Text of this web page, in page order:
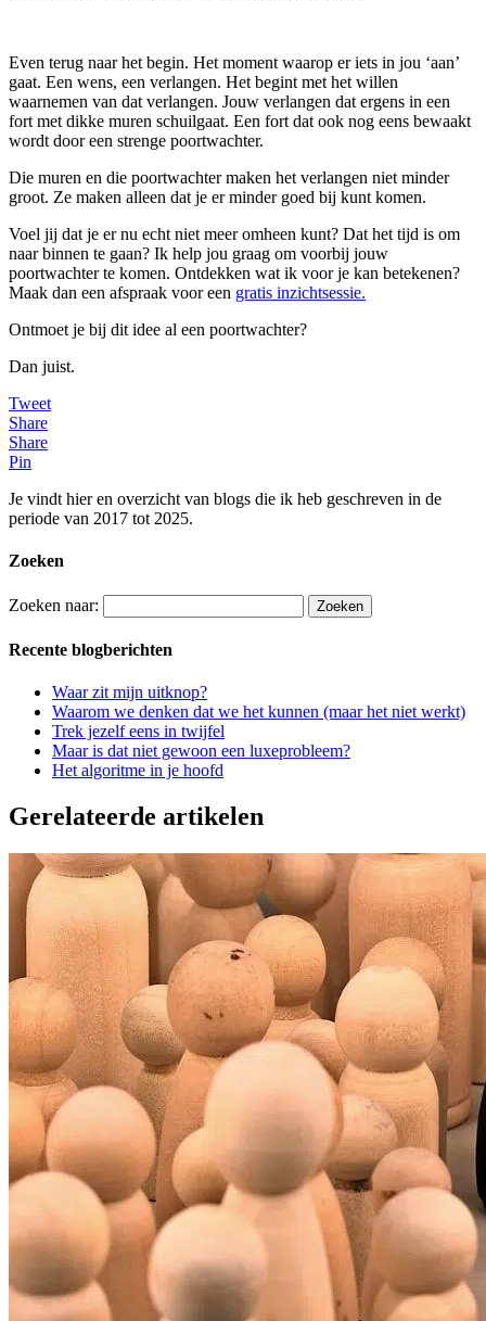
Even terug naar het begin. Het moment waarop er iets in jou ‘aan’
gaat. Een wens, een verlangen. Het begint met het willen
waarnemen van dat verlangen. Jouw verlangen dat ergens in een
fort met dikke muren schuilgaat. Een fort dat ook nog eens bewaakt
wordt door een strenge poortwachter.
Die muren en die poortwachter maken het verlangen niet minder
groot. Ze maken alleen dat je er minder goed bij kunt komen.
Voel jij dat je er nu echt niet meer omheen kunt? Dat het tijd is om
naar binnen te gaan? Ik help jou graag om voorbij jouw
poortwachter te komen. Ontdekken wat ik voor je kan betekenen?
Maak dan een afspraak voor een gratis inzichtsessie.
Ontmoet je bij dit idee al een poortwachter?
Dan juist.
Tweet
Share
Share
Pin
Je vindt hier en overzicht van blogs die ik heb geschreven in de
periode van 2017 tot 2025.
Zoeken
Zoeken naar:
Recente blogberichten
Waar zit mijn uitknop?
Waarom we denken dat we het kunnen (maar het niet werkt)
Trek jezelf eens in twijfel
Maar is dat niet gewoon een luxeprobleem?
Het algoritme in je hoofd
Gerelateerde artikelen